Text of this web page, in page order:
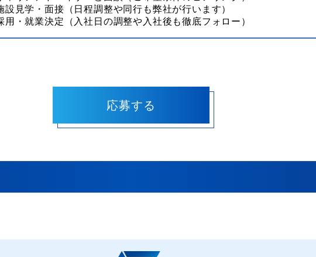
見学・面接（日程調整や同行も弊社が行います）
・就業決定（入社日の調整や入社後も徹底フォロー）